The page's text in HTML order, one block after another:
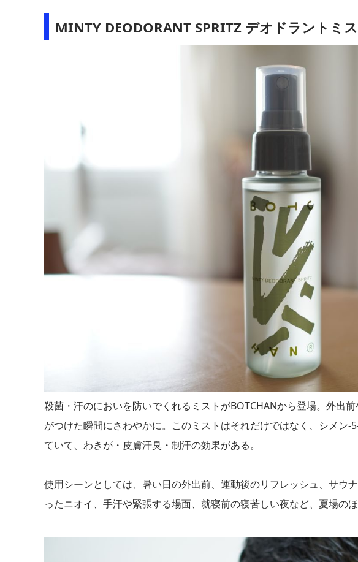
MINTY DEODORANT SPRITZ デオドラントミ
殺菌・汗のにおいを防いでくれるミストがBOTCHANから登場。外出
がつけた瞬間にさわやかに。このミストはそれだけではなく、シメン
ていて、わきが・皮膚汗臭・制汗の効果がある。
使用シーンとしては、暑い日の外出前、運動後のリフレッシュ、サウ
ったニオイ、手汗や緊張する場面、就寝前の寝苦しい夜など、夏場の